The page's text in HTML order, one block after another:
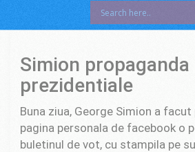
Simion propaganda
prezidentiale
Buna ziua, George Simion a facut
pagina personala de facebook o
buletinul de vot, cu stampila pe